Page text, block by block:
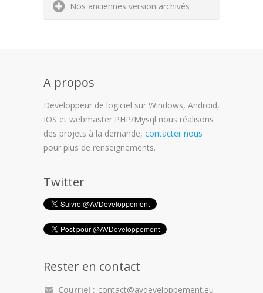
Nos anciennes version archivés
A propos
Developpeur de logiciel sur Windows, Android,
IOS et webmaster PHP/Mysql nous réalisons
des projets à la demande, contacter nous
pour plus de renseignements.
Twitter
Rester en contact
Courriel : contact@avdeveloppement.eu